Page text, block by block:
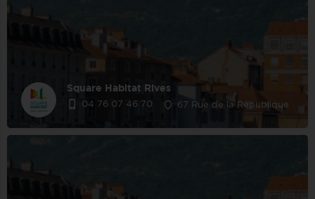
Square Habitat Rives
04 76 07 46 70 67 Rue de la République